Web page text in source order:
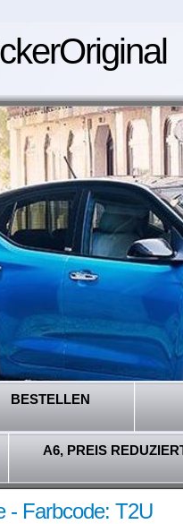
BESTELLEN
A6, PREIS
- Farbcode: T2U